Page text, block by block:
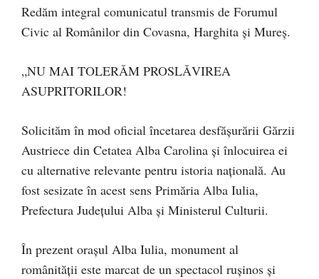
Redăm integral comunicatul transmis de Forumul
Civic al Românilor din Covasna, Harghita și Mureș.
„NU MAI TOLERĂM PROSLĂVIREA
ASUPRITORILOR!
Solicităm în mod oficial încetarea desfășurării Gărzii
Austriece din Cetatea Alba Carolina și înlocuirea ei
cu alternative relevante pentru istoria națională. Au
fost sesizate în acest sens Primăria Alba Iulia,
Prefectura Județului Alba și Ministerul Culturii.
În prezent orașul Alba Iulia, monument al
românității este marcat de un spectacol rușinos și